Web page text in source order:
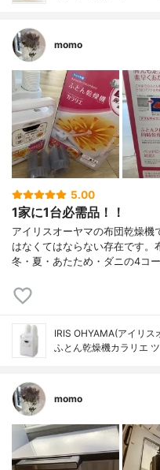
momo
5.00
1家に1台必需品！！
アイリスオーヤマの布団乾燥機
はなくてはならない存在です。
冬・夏・あたため・ダニの4コ
IRIS OHYAMA(アイリス
ふとん乾燥機カラリエ
momo